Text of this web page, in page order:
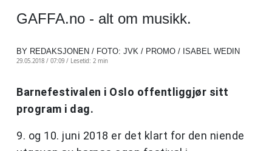
GAFFA.no - alt om musikk.
BY REDAKSJONEN / FOTO: JVK / PROMO / ISABEL WEDIN
29.05.2018 / 07:09 / Lesetid: 2 min
Barnefestivalen i Oslo offentliggjør sitt
program i dag.
9. og 10. juni 2018 er det klart for den niende